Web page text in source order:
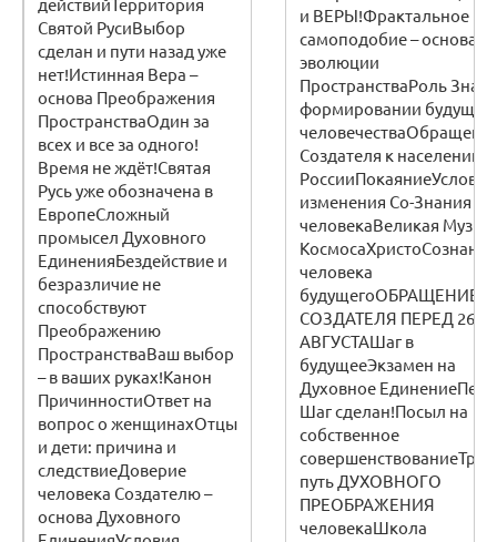
Святой РусиВыбор
сделан и пути назад уже
нет!Истинная Вера –
основа Преображения
ПространстваОдин за
всех и все за одного!
Время не ждёт!Святая
Русь уже обозначена в
ЕвропеСложный
промысел Духовного
ЕдиненияБездействие и
безразличие не
способствуют
Преображению
ПространстваВаш выбор
– в ваших руках!Канон
ПричинностиОтвет на
вопрос о женщинахОтцы
и дети: причина и
следствиеДоверие
человека Создателю –
основа Духовного
и ВЕРЫ!Фрактальное
самоподобие – основа
эволюции
ПространстваРоль
формировании
Создателя к населению
РоссииПокаяниеУсловия
изменения Со-Знания
человекаВеликая
КосмосаХристоСознание
человека
будущегоОБРАЩЕНИЕ
СОЗДАТЕЛЯ ПЕРЕД 26
АВГУСТАШаг в
будущееЭкзамен на
Духовное
Шаг сделан!Посыл на
собственное
путь ДУХОВНОГО
ПРЕОБРАЖЕНИЯ
человекаШкола